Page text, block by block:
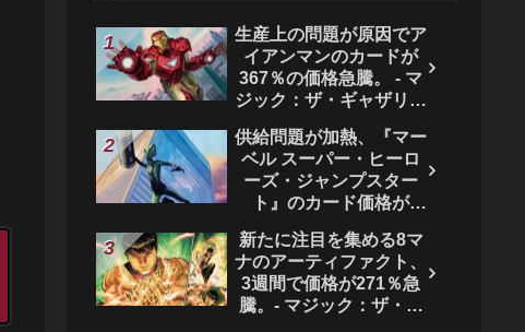
生産上の問題が原因でア
イアンマンのカードが
367％の価格急騰。 - マ
ジック：ザ・ギャザリン
供給問題が加熱、『マー
ベル スーパー・ヒーロ
ーズ・ジャンプスター
ト』のカード価格が
ク：ザ・ギャザリング
新たに注目を集める8マ
ナのアーティファクト、
3週間で価格が271％急
騰。- マジック：ザ・ギ